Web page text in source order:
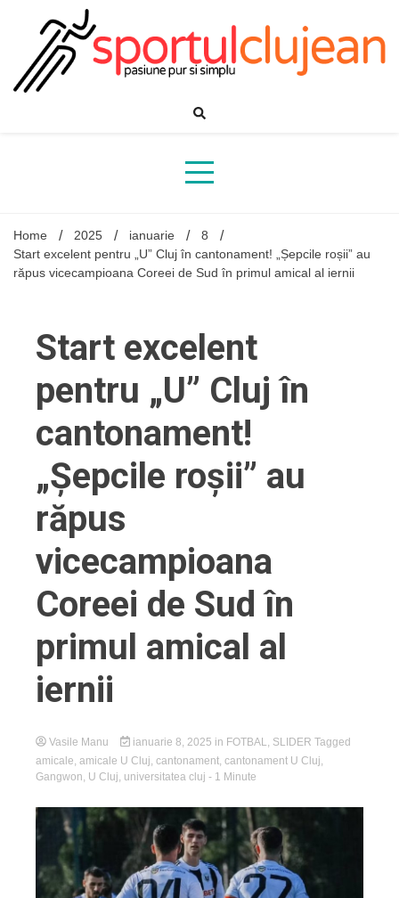
Home 2025 ianuarie
8
Start excelent pentru „U” Cluj în cantonament! „Șepcile roșii” au
răpus vicecampioana Coreei de Sud în primul amical al iernii
Start excelent
pentru „U” Cluj în
cantonament!
„Șepcile roșii” au
răpus
vicecampioana
Coreei de Sud în
primul amical al
iernii
Vasile Manu ianuarie 8, 2025 in FOTBAL SLIDER Tagged
amicale amicale U Cluj cantonament cantonament U Cluj
Gangwon U Cluj universitatea cluj - 1 Minute